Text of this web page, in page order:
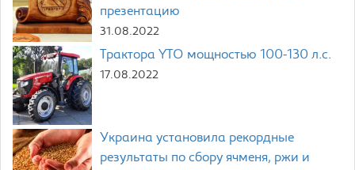
презентацию
31.08.2022
Трактора YTO мощностью 100-130 л.с.
17.08.2022
Украина установила рекордные
результаты по сбору ячменя, ржи и